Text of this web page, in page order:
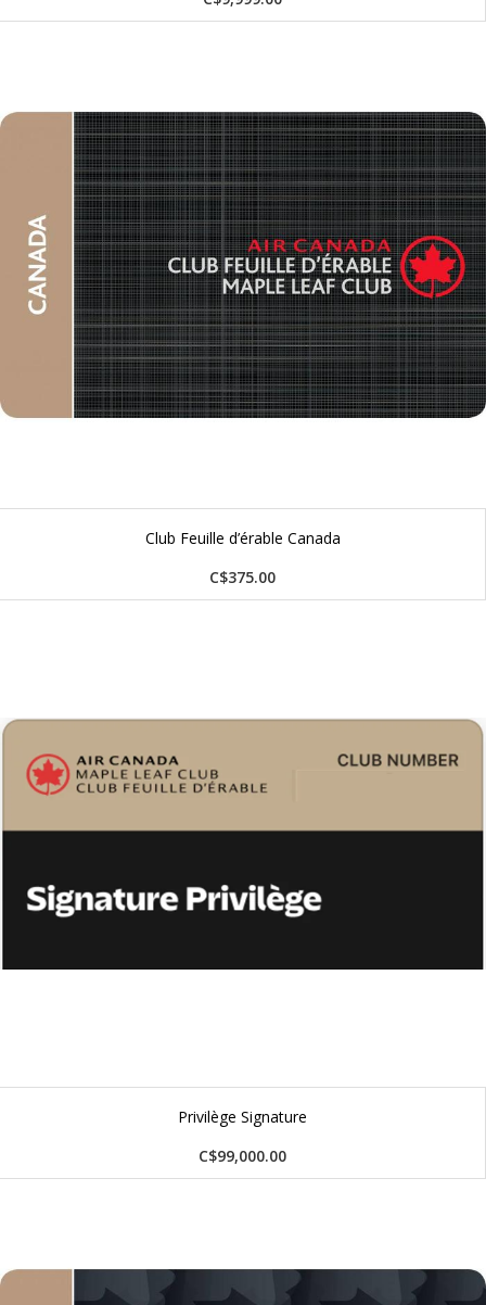
Club Feuille d’érable Canada
C$375.00
Privilège Signature
C$99,000.00